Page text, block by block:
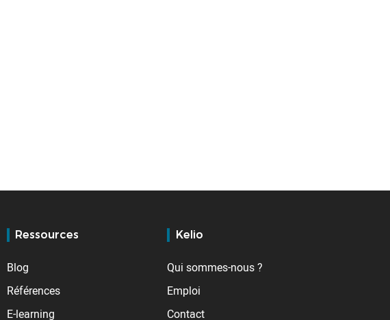
Ressources
Blog
Références
E-learning
Kelio
Qui sommes-nous ?
Emploi
Contact